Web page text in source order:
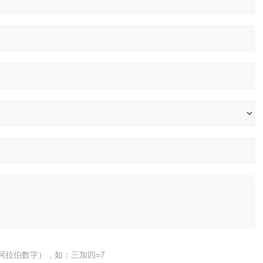
拉伯数字），如：三加四=7